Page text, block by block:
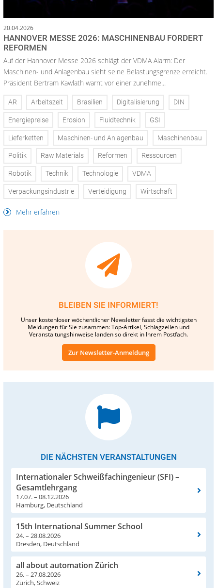
20.04.2026
HANNOVER MESSE 2026: MASCHINENBAU FORDERT
REFORMEN
Auf der Hannover Messe 2026 schlägt der VDMA Alarm: Der
Maschinen- und Anlagenbau sieht seine Belastungsgrenze erreicht.
Präsident Bertram Kawlath warnt vor einer zunehme...
AR Arbeitszeit Brasilien Digitalisierung DIN
Energiepreise Erosion Fluidtechnik GSI
Lieferketten Maschinen- und Anlagenbau Maschinenbau
Politik Raw Materials Reformen Ressourcen
Robotik Technik Technologie VDMA
Verpackungsindustrie Verteidigung Wirtschaft
Mehr erfahren
BLEIBEN SIE INFORMIERT!
Unser kostenloser wöchentlicher Newsletter fasst die wichtigsten
Meldungen für Sie zusammen: Top-Artikel, Schlagzeilen und
Veranstaltungshinweise landen so direkt in Ihrem Postfach.
Zur Newsletter-Anmeldung
DIE NÄCHSTEN VERANSTALTUNGEN
Internationaler Schweißfachingenieur (SFI) –
Gesamtlehrgang
17.07. – 08.12.2026
Hamburg, Deutschland
15th International Summer School
24. – 28.08.2026
Dresden, Deutschland
all about automation Zürich
26. – 27.08.2026
Zürich, Schweiz